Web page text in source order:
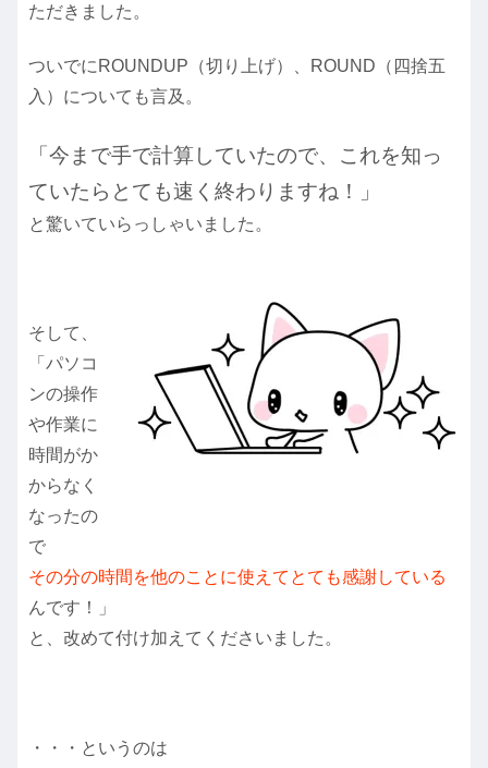
ただきました。
ついでにROUNDUP（切り上げ）、ROUND（四捨五
入）についても言及。
「今まで手で計算していたので、これを知っ
ていたらとても速く終わりますね！」
と驚いていらっしゃいました。
そして、
「パソコ
ンの操作
や作業に
時間がか
からなく
なったの
で
その分の時間を他のことに使えてとても感謝している
んです！」
と、改めて付け加えてくださいました。
・・・というのは